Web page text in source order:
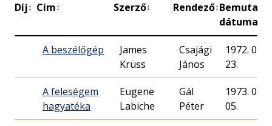
Díj↕ Cím↕ Szerző↕ Rendező↕Bemutató
dátuma
A beszélőgép
James
Krüss
Csajági
János
1972. 07.
23.
A feleségem
hagyatéka
Eugene
Labiche
Gál
Péter
1973. 05.
05.